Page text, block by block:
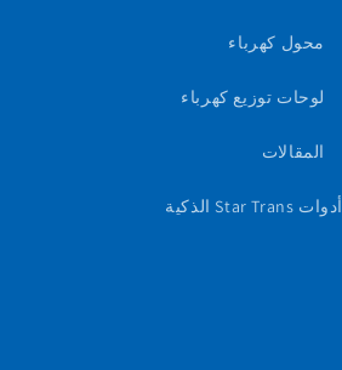
محول كهرباء
لوحات توزيع كهرباء
المقالات
أدوات Star Trans الذكية